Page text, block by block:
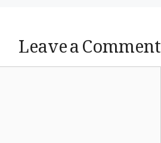
Leave a Comment